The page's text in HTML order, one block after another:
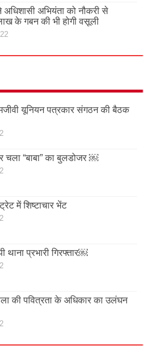
अधिशासी अभियंता को नौकरी से
के गबन की भी होगी वसूली
यूनियन पत्रकार संगठन की बैठक
चला “बाबा” का बुलडोजर ￼
में शिष्टाचार भेंट
थाना प्रभारी गिरफ्तार￼
की पवित्रता के अधिकार का उलंघन